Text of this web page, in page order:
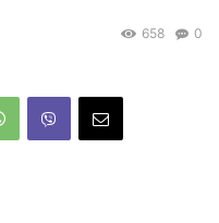
0
658